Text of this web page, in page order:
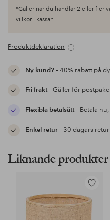
*Gäller när du handlar 2 eller fler
villkor i kassan.
Produktdeklaration
Ny kund?– 40% rabatt på
Fri frakt– Gäller för
Flexibla betalsätt– Betala
Enkel retur– 30 dagars
Liknande produkter
Lägg
till
i